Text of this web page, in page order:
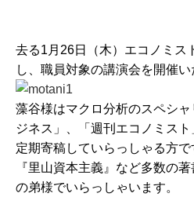
去る1月26日（木）エコノミス
し、職員対象の講演会を開催い
藻谷様はマクロ分析のスペシ
ジネス」、「週刊エコノミス
定期寄稿していらっしゃる方で
『里山資本主義』など多数の
の弟様でいらっしゃいます。